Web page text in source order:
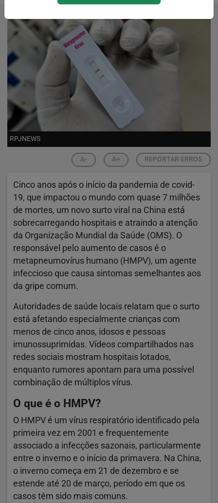
RPJNEWS
A- A+ REPORTAR ERROS
Cinco anos após o início da pandemia de covid-
19, que impactou o mundo com quase 7 milhões
de mortes, um novo surto viral na China está
sobrecarregando hospitais e atraindo a atenção
da Organização Mundial da Saúde (OMS). O
responsável pelo aumento de casos é o
metapneumovírus humano (HMPV), um agente
infeccioso que causa sintomas semelhantes aos
da gripe comum.
Autoridades de saúde locais relatam que o surto
está afetando especialmente crianças com
menos de cinco anos, idosos e pessoas
imunossuprimidas. Vídeos compartilhados nas
redes sociais mostram hospitais lotados,
enquanto rumores apontam para uma possível
combinação de múltiplos vírus.
O que é o HMPV?
O HMPV é um vírus respiratório identificado pela
primeira vez em 2001 e frequentemente
associado a infecções sazonais, particularmente
entre o inverno e o início da primavera. Na China,
o inverno começa em 21 de dezembro e se
estende até 20 de março, período em que os
casos têm sido mais comuns.